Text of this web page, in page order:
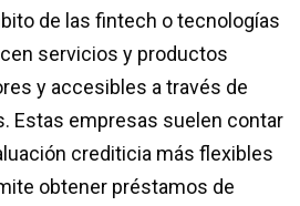
de las fintech o tecnologías
servicios y productos
y accesibles a través de
Estas empresas suelen contar
crediticia más flexibles
obtener préstamos de